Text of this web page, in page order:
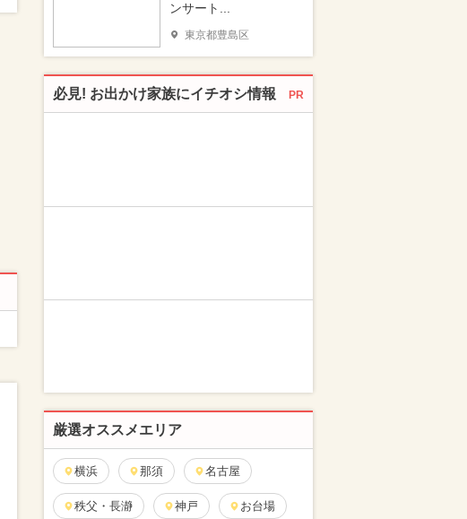
ンサート...
東京都豊島区
必見! お出かけ家族にイチオシ情報 PR
厳選オススメエリア
横浜 那須 名古屋
秩父・長瀞 神戸 お台場